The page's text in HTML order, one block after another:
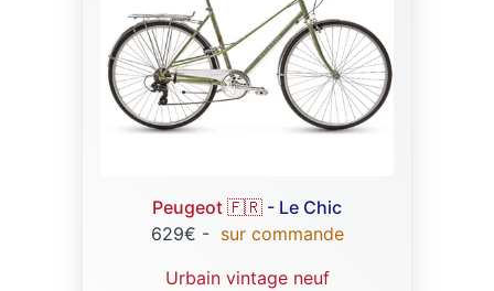
Peugeot 🇫🇷 - Le Chic
629€ - sur commande
Urbain vintage neuf